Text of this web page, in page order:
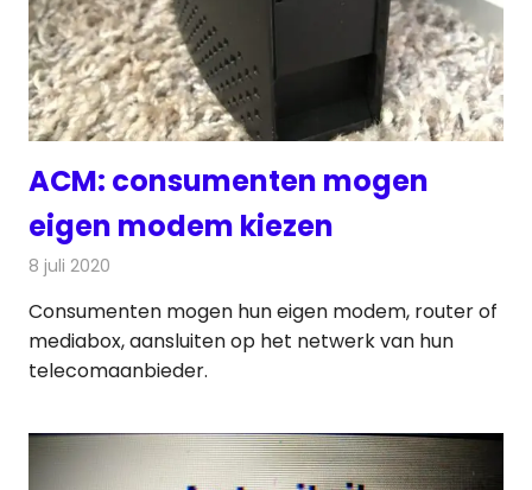
ACM: consumenten mogen
eigen modem kiezen
8 juli 2020
Consumenten mogen hun eigen modem, router of
mediabox, aansluiten op het netwerk van hun
telecomaanbieder.